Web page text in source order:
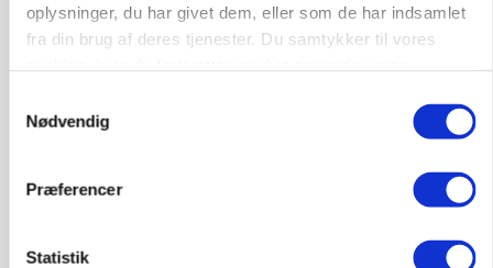
oplysninger, du har givet dem, eller som de har indsamlet
fra din brug af deres tjenester. Du samtykker til vores
Nødvendig
Præferencer
Statistik
AGROMEK
Ny Kartoffeldag på Agromek skal samle hele
værdikæden om ny teknologi